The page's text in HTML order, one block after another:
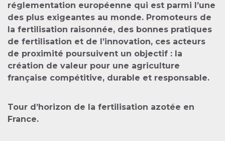
réglementation européenne qui est parmi l’une
des plus exigeantes au monde. Promoteurs de
la fertilisation raisonnée, des bonnes pratiques
de fertilisation et de l’innovation, ces acteurs
de proximité poursuivent un objectif : la
création de valeur pour une agriculture
française compétitive, durable et responsable.
Tour d’horizon de la fertilisation azotée en
France.